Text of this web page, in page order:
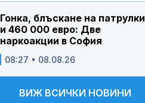
Гонка, блъскане на патрулки
и 460 000 евро: Две
наркоакции в София
08:27 • 08.08.26
ВИЖ ВСИЧКИ НОВИНИ